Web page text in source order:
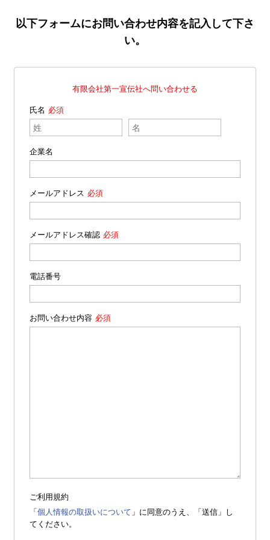
以下フォームにお問い合わせ内容を記入して下さ
い。
有限会社第一宣伝社へ問い合わせる
氏名
企業名
メールアドレス
メールアドレス確認
電話番号
お問い合わせ内容
ご利用規約
「個人情報の取扱いについて 」に同意のうえ、「送信」し
てください。